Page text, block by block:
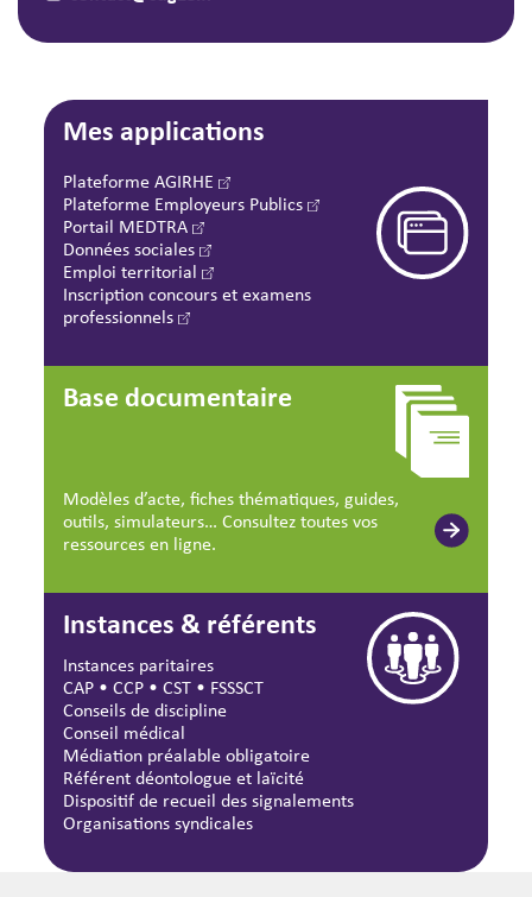
Mes applications
Plateforme AGIRHE
Plateforme Employeurs Publics
Portail MEDTRA
Données sociales
Emploi territorial
Inscription concours et examens
professionnels
Base documentaire
Modèles d’acte, fiches thématiques, guides,
outils, simulateurs… Consultez toutes vos
ressources en ligne.
Instances & référents
Instances paritaires
CAP •CCP •CST • FSSSCT
Conseils de discipline
Conseil médical
Médiation préalable obligatoire
Référent déontologue et laïcité
Dispositif de recueil des signalements
Organisations syndicales